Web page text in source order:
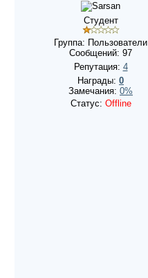
Студент
Группа: Пользователи
Сообщений: 97
Репутация: 4
Награды: 0
Замечания: 0%
Статус: Offline